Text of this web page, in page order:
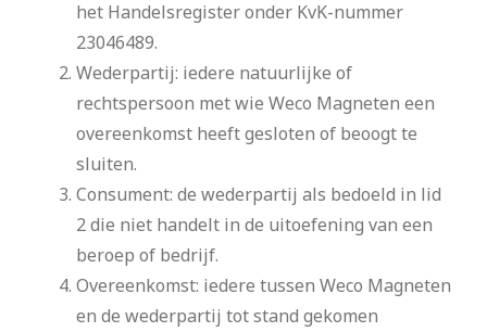
het Handelsregister onder KvK-nummer
23046489.
Wederpartij: iedere natuurlijke of
rechtspersoon met wie Weco Magneten een
overeenkomst heeft gesloten of beoogt te
sluiten.
Consument: de wederpartij als bedoeld in lid
2 die niet handelt in de uitoefening van een
beroep of bedrijf.
Overeenkomst: iedere tussen Weco Magneten
en de wederpartij tot stand gekomen